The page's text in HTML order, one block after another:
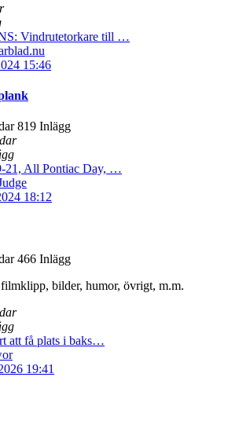
Vindrutetorkare till …
15:46
819 Inlägg
21, All Pontiac Day, …
18:12
466 Inlägg
bilder, humor, övrigt, m.m.
att få plats i baks…
19:41